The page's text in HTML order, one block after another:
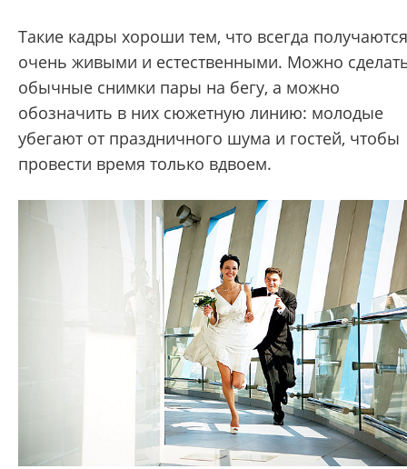
Такие кадры хороши тем, что всегда получаются
очень живыми и естественными. Можно
обычные снимки пары на бегу, а можно
обозначить в них сюжетную линию: молодые
убегают от праздничного шума и гостей, чтобы
провести время только вдвоем.